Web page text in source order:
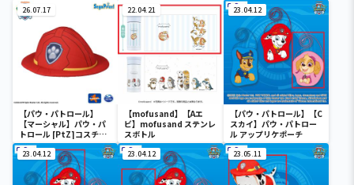
26.07.17
【パウ・パトロール】
【マーシャル】パウ・パ
トロール [PtZ]コスチュ
ーム帽子‐マーシャル‐
22.04.21
【mofusand】【Aエ
ビ】mofusand ステンレ
スボトル
23.04.12
【パウ・パトロール】【C
スカイ】パウ・パトロー
ル アップリケポーチ
23.04.12 23.04.12 23.05.11